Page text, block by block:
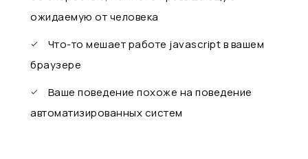
ожидаемую от человека
Что-то мешает работе javascript в вашем
браузере
Ваше поведение похоже на поведение
автоматизированных систем